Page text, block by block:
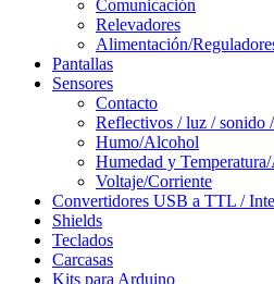
Comunicación
Relevadores
Alimentación/
Pantallas
Sensores
Contacto
Reflectivos / luz / sonido
Humo/Alcohol
Humedad y
Voltaje/Corriente
Convertidores USB a TTL /
Shields
Teclados
Carcasas
Kits para Arduino